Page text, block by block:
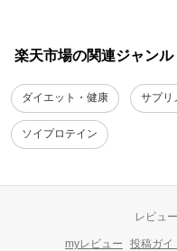
楽天市場の関連ジャンル
ダイエット・健康 サプリ
ソイプロテイン
レビュ
myレビュー 投稿ガイ